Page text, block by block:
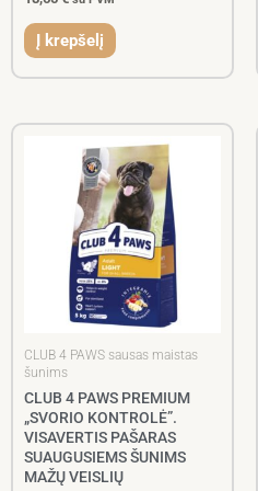
Į krepšelį
CLUB 4 PAWS sausas maistas
šunims
CLUB 4 PAWS PREMIUM
„SVORIO KONTROLĖ”.
VISAVERTIS PAŠARAS
SUAUGUSIEMS ŠUNIMS
MAŽŲ VEISLIŲ